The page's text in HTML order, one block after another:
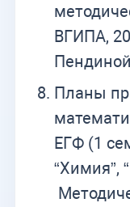
ВГИПА,
Планы
ЕГФ (1
“Химия”,